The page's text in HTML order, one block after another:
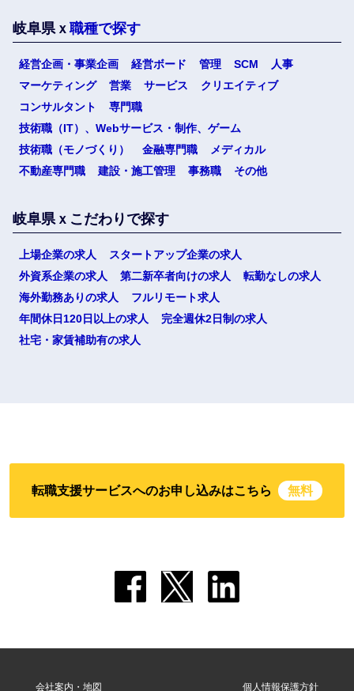
岐阜県ｘ 職種で探す
経営企画・事業企画 経営ボード 管理 SCM
人事
マーケティング
営業 サービス
クリエイティブ
コンサルタント
専門職
技術職（IT）、Webサービス・制作、ゲーム
技術職（モノづくり）
金融専門職
メディカル
不動産専門職
建設・施工管理 事務職 その他
岐阜県ｘこだわりで探す
上場企業の求人
スタートアップ企業の求人
外資系企業の求人
第二新卒者向けの求人
転勤なしの求人
海外勤務ありの求人
フルリモート求人
年間休日120日以上の求人
完全週休2日制の求人
社宅・家賃補助有の求人
転職支援サービスへのお申し込みはこちら 無料
会社案内・地図 個人情報保護方針